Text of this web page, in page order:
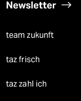
Newsletter
team zukunft
taz frisch
taz zahl ich